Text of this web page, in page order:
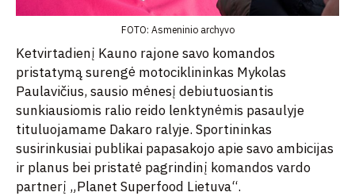
FOTO: Asmeninio archyvo
Ketvirtadienį Kauno rajone savo komandos
pristatymą surengė motociklininkas Mykolas
Paulavičius, sausio mėnesį debiutuosiantis
sunkiausiomis ralio reido lenktynėmis pasaulyje
tituluojamame Dakaro ralyje. Sportininkas
susirinkusiai publikai papasakojo apie savo ambicijas
ir planus bei pristatė pagrindinį komandos vardo
partnerį „Planet Superfood Lietuva“.